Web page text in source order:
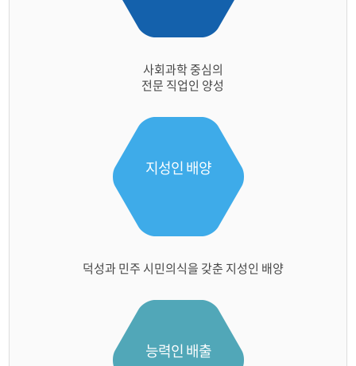
사회과학 중심의
전문 직업인 양성​
지성인 배양
덕성과 민주 시민의식을 갖춘 지성인 배양
능력인 배출